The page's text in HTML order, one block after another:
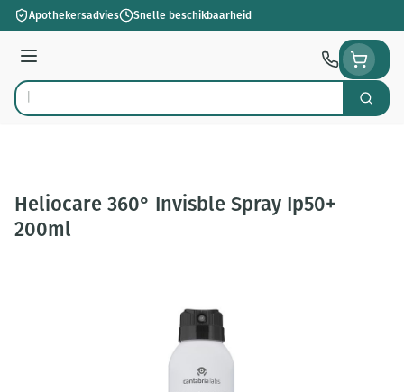
Ga naar de inhoud
Apothekersadvies Snelle beschikbaarheid
Menu
Product, merk, categorie... Zoek
Heliocare 360° Invisble Spray Ip50+
200ml